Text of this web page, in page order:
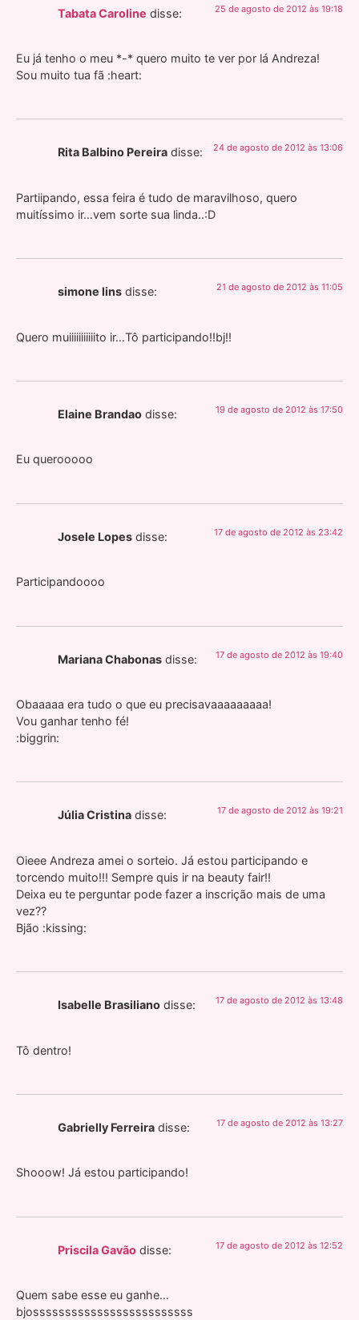
Tabata Caroline disse: 25 de agosto de 2012 às 19:18
Eu já tenho o meu *-* quero muito te ver por lá Andreza!
Sou muito tua fã :heart:
Rita Balbino Pereira disse: 24 de agosto de 2012 às 13:06
Partiipando, essa feira é tudo de maravilhoso, quero
muitíssimo ir…vem sorte sua linda..:D
simone lins disse: 21 de agosto de 2012 às 11:05
Quero muiiiiiiiiiiito ir…Tô participando!!bj!!
Elaine Brandao disse: 19 de agosto de 2012 às 17:50
Eu querooooo
Josele Lopes disse: 17 de agosto de 2012 às 23:42
Participandoooo
Mariana Chabonas disse: 17 de agosto de 2012 às 19:40
Obaaaaa era tudo o que eu precisavaaaaaaaaa!
Vou ganhar tenho fé!
:biggrin:
Júlia Cristina disse: 17 de agosto de 2012 às 19:21
Oieee Andreza amei o sorteio. Já estou participando e
torcendo muito!!! Sempre quis ir na beauty fair!!
Deixa eu te perguntar pode fazer a inscrição mais de uma
vez??
Bjão :kissing:
Isabelle Brasiliano disse: 17 de agosto de 2012 às 13:48
Tô dentro!
Gabrielly Ferreira disse: 17 de agosto de 2012 às 13:27
Shooow! Já estou participando!
Priscila Gavão disse: 17 de agosto de 2012 às 12:52
Quem sabe esse eu ganhe…
bjosssssssssssssssssssssssss